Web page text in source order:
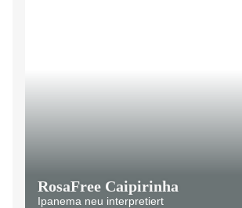
RosaFree Caipirinha
Ipanema neu interpretiert